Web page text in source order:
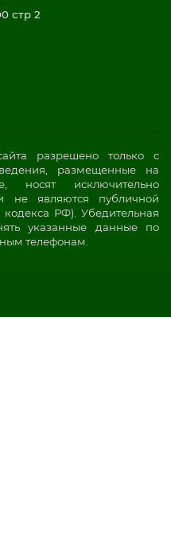
стр 2
разрешено только с
размещенные на
носят исключительно
не являются публичной
кодекса РФ). Убедительная
указанные данные по
телефонам.